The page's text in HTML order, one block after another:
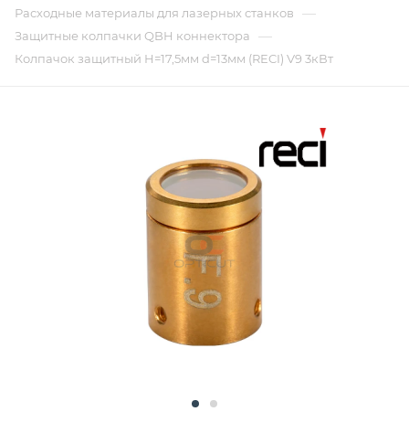
Расходные материалы для лазерных станков —
Защитные колпачки QBH коннектора —
Колпачок защитный H=17,5мм d=13мм (RECI) V9 3кВт